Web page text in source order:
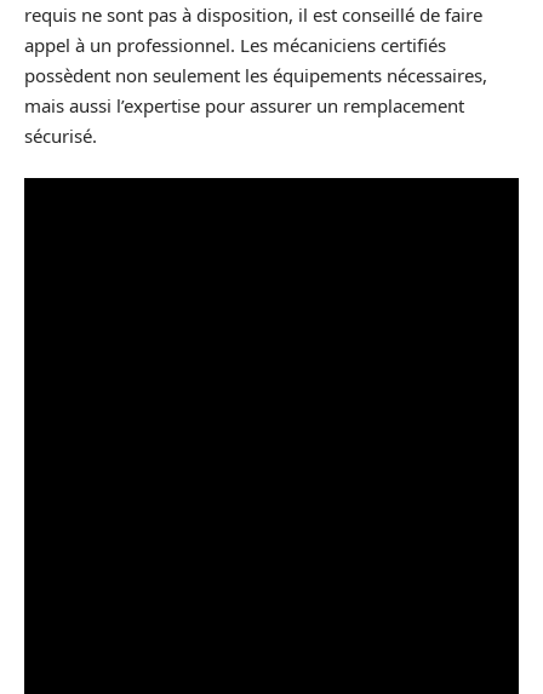
requis ne sont pas à disposition, il est conseillé de faire
appel à un professionnel. Les mécaniciens certifiés
possèdent non seulement les équipements nécessaires,
mais aussi l’expertise pour assurer un remplacement
sécurisé.